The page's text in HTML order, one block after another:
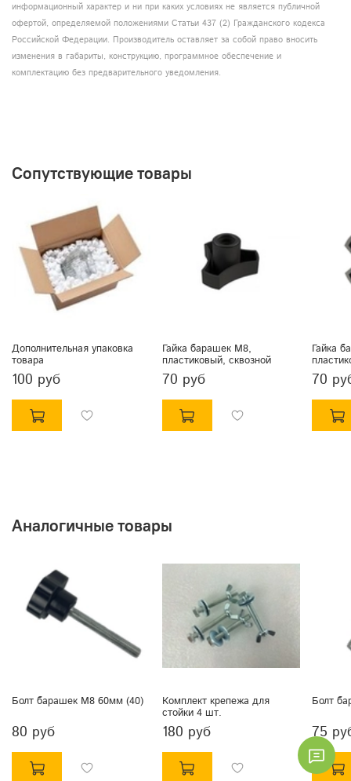
информационный характер и ни при каких условиях не является публичной
офертой, определяемой положениями Статьи 437 (2) Гражданского кодекса
Российской Федерации. Производитель оставляет за собой право вносить
изменения в габариты, конструкцию, программное обеспечение и
комплектацию без предварительного уведомления.
Сопутствующие товары
Дополнительная упаковка
товара
100 руб
Гайка барашек М8,
пластиковый, сквозной
70 руб
Гайка
70
Аналогичные товары
Болт барашек М8 60мм (40)
80 руб
Комплект крепежа для
стойки 4 шт.
180 руб
Болт
75